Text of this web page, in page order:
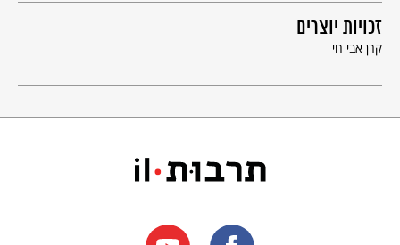
זכויות יוצרים
קרן אבי חי